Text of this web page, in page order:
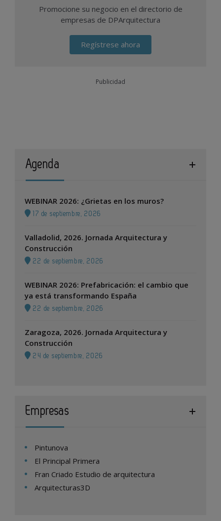
Promocione su negocio en el directorio de
empresas de DPArquitectura
Regístrese ahora
Publicidad
Agenda
WEBINAR 2026: ¿Grietas en los muros?
17 de septiembre, 2026
Valladolid, 2026. Jornada Arquitectura y
Construcción
22 de septiembre, 2026
WEBINAR 2026: Prefabricación: el cambio que
ya está transformando España
22 de septiembre, 2026
Zaragoza, 2026. Jornada Arquitectura y
Construcción
24 de septiembre, 2026
Empresas
Pintunova
El Principal Primera
Fran Criado Estudio de arquitectura
Arquitecturas3D